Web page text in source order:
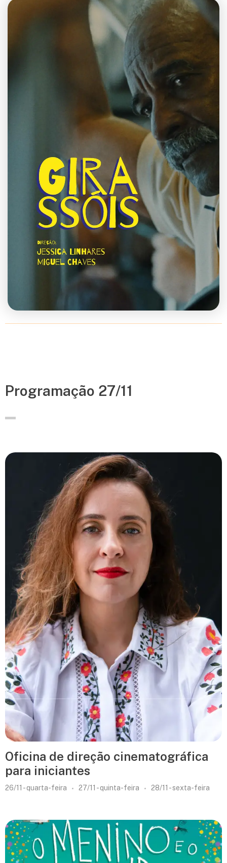
Programação 27/11
Oficina de direção cinematográfica
para iniciantes
26/11 - quarta-feira 27/11 - quinta-feira 28/11 - sexta-feira